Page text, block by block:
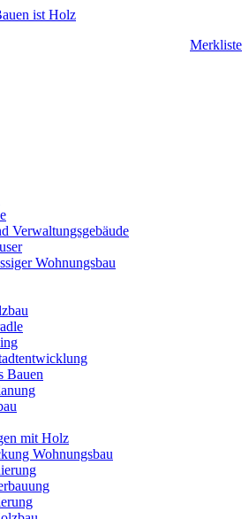
Merkliste
Verwaltungsgebäude
Wohnungsbau
Bauen
mit Holz
Wohnungsbau